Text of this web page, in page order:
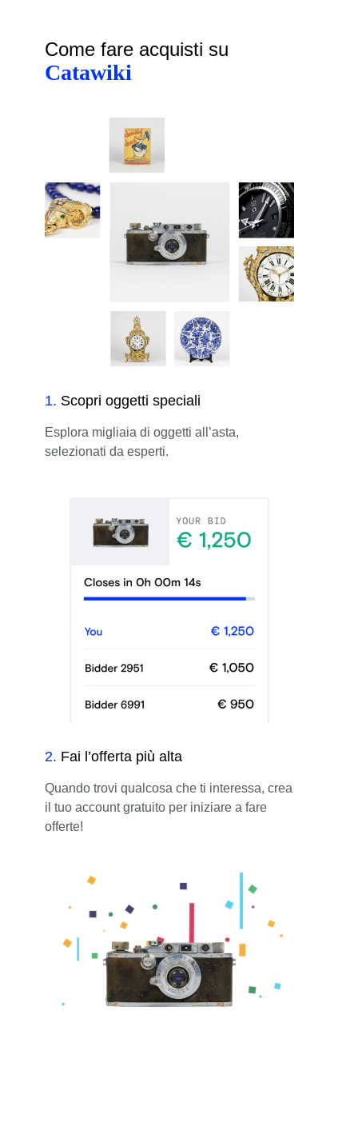
Come fare acquisti su
Catawiki
1. Scopri oggetti speciali
Esplora migliaia di oggetti all’asta,
selezionati da esperti.
2. Fai l’offerta più alta
Quando trovi qualcosa che ti interessa, crea
il tuo account gratuito per iniziare a fare
offerte!